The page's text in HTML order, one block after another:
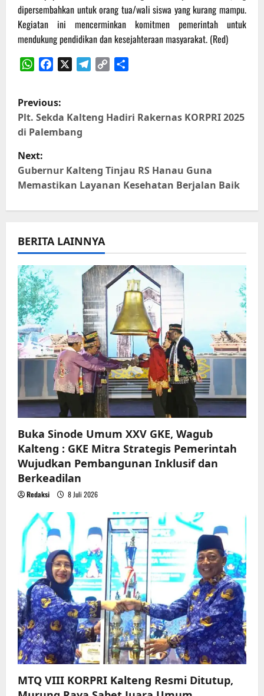
dipersembahkan untuk orang tua/wali siswa yang kurang mampu.
Kegiatan ini mencerminkan komitmen pemerintah untuk
mendukung pendidikan dan kesejahteraan masyarakat. (Red)
P
o
s
t
v
i
g
a
t
i
o
n
Previous:
Plt. Sekda Kalteng Hadiri Rakernas KORPRI 2025
di Palembang
Next:
Gubernur Kalteng Tinjau RS Hanau Guna
Memastikan Layanan Kesehatan Berjalan Baik
BERITA LAINNYA
Buka Sinode Umum XXV GKE, Wagub
Kalteng : GKE Mitra Strategis Pemerintah
Wujudkan Pembangunan Inklusif dan
Berkeadilan
Redaksi 8 Juli 2026
MTQ VIII KORPRI Kalteng Resmi Ditutup,